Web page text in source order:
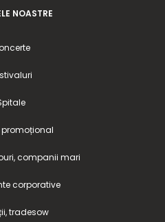
NOASTRE
companii mari
corporative
tradesow